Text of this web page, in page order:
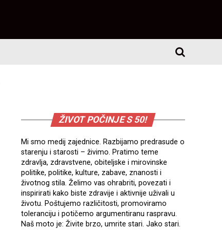
ŽIVOT POČINJE S 50!
Mi smo medij zajednice. Razbijamo predrasude o
starenju i starosti – živimo. Pratimo teme
zdravlja, zdravstvene, obiteljske i mirovinske
politike, politike, kulture, zabave, znanosti i
životnog stila. Želimo vas ohrabriti, povezati i
inspirirati kako biste zdravije i aktivnije uživali u
životu. Poštujemo različitosti, promoviramo
toleranciju i potičemo argumentiranu raspravu.
Naš moto je: Živite brzo, umrite stari. Jako stari.